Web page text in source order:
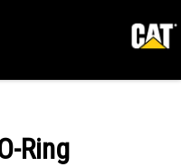
Ring